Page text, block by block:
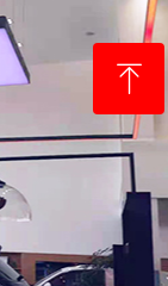
ꁸ
Top